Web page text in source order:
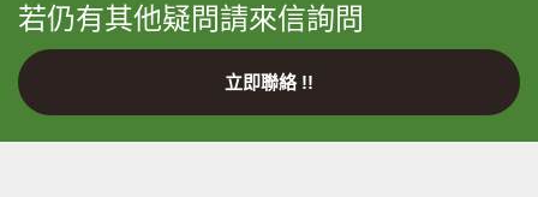
若仍有其他疑問請來信詢問
立即聯絡 !!